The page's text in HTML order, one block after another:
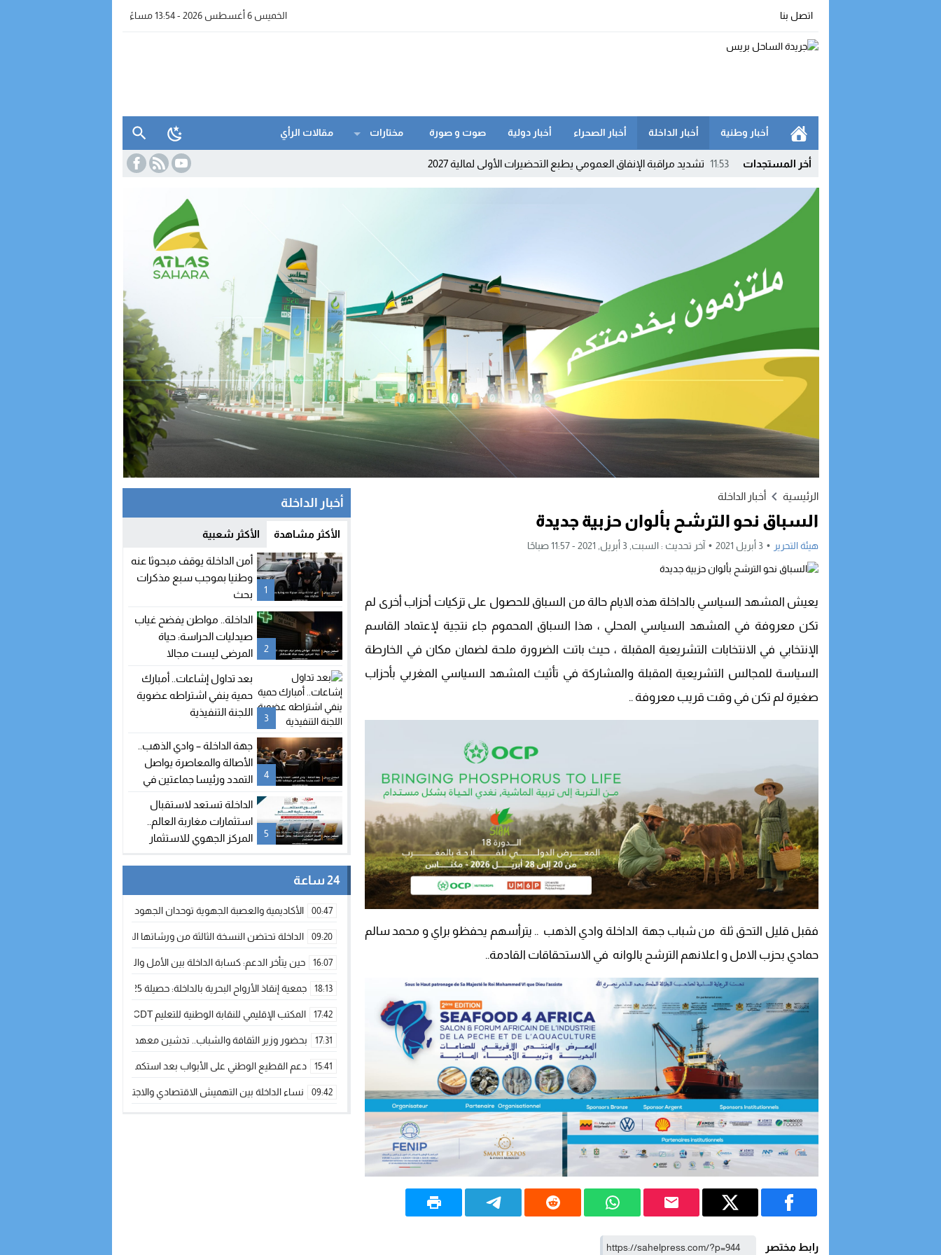
اتصل بنا الخميس 6 أغسطس 2026 - 13:54 مساءً
أخبار وطنية أخبار الداخلة أخبار الصحراء أخبار دولية صوت و صورة مختارات مقالات الرأي
أخر المستجدات 11:53 تشديد مراقبة الإنفاق العمومي يطبع التحضيرات الأولى لمالية 2027
11:42 الدرك الملكي يفكك شبكة رقمية للتحريض على الهجرة غير النظامية ويوقف مشرفي مجموعة “واتساب” بالفنيدق
أمن الداخلة يوقف مبحوثا عنه وطنيا بموجب سبع مذكرات بحث
16:42 الداخلة.. مواطن يفضح غياب صيدليات الحراسة: حياة المرضى ليست مجالا للاستهتار
وفد أمريكي رفيع يحل بمقر المينورسو في العيون قبل جلسة مجلس الأمن
09:51 الداخلة في صدارة الجهات المغربية بسوق الشغل.. والمؤشرات الوطنية تبعث على التفاؤل
23:54 بعد تداول إشاعات.. أمبارك حمية ينفي اشتراطه عضوية اللجنة التنفيذية
جهة الداخلة – وادي الذهب.. الأصالة والمعاصرة يواصل التمدد ورئيسا جماعتين في طريقهما للالتحاق بالحزب
الرئيسية أخبار الداخلة
السباق نحو الترشح بألوان حزبية جديدة
هيئة التحرير 3 أبريل 2021 آخر تحديث : السبت, 3 أبريل, 2021 - 11:57 صباحًا
يعيش المشهد السياسي بالداخلة هذه الايام حالة من السباق للحصول على تزكيات أحزاب أخرى لم
تكن معروفة في المشهد السياسي المحلي ، هذا السباق المحموم جاء نتجية لإعتماد القاسم
الإنتخابي في الانتخابات التشريعية المقبلة ، حيث باتت الضرورة ملحة لضمان مكان في الخارطة
السياسة للمجالس التشريعية المقبلة والمشاركة في تأثيث المشهد السياسي المغربي بأحزاب
صغيرة لم تكن في وقت قريب معروفة ..
فقبل قليل التحق ثلة من شباب جهة الداخلة وادي الذهب .. يترأسهم يحفظو براي و محمد سالم
حمادي بحزب الامل و اعلانهم الترشح بالوانه في الاستحقاقات القادمة..
رابط مختصر
أخبار الداخلة
الأكثر مشاهدة الأكثر شعبية
1
أمن الداخلة يوقف مبحوثا عنه
وطنيا بموجب سبع مذكرات
بحث
2
الداخلة.. مواطن يفضح غياب
صيدليات الحراسة: حياة
المرضى ليست مجالا
3
بعد تداول إشاعات.. أمبارك
حمية ينفي اشتراطه عضوية
اللجنة التنفيذية
4
جهة الداخلة – وادي الذهب..
الأصالة والمعاصرة يواصل
التمدد ورئيسا جماعتين في
5
الداخلة تستعد لاستقبال
استثمارات مغاربة العالم..
المركز الجهوي للاستثمار
24 ساعة
00:47 الأكاديمية والعصبة الجهوية توحدان الجهود لتطوير الممارسة الكروية بجهة
09:20 الداخلة تحتضن النسخة الثالثة من ورشاتها الدولية: تكوين متخصص في التراث
16:07 حين يتأخر الدعم: كسابة الداخلة بين الأمل والقلق ؟
18:13 جمعية إنقاذ الأرواح البحرية بالداخلة: حصيلة 2025 بين مهام الإنقاذ ومشروع “دار البحار”
17:42 المكتب الإقليمي للنقابة الوطنية للتعليم CDT يجتمع مع المدير الإقليمي لمناقشة ملفات جوهرية لنساء ورجال التعليم
17:31 بحضور وزير الثقافة والشباب.. تدشين معهد الموسيقى والفنون الكوريغرافية بالداخلة
15:41 دعم القطيع الوطني على الأبواب بعد استكمال الترقيم… الفلاحة المغربية
09:42 نساء الداخلة بين التهميش الاقتصادي والاجتماعي… في المؤسسات الإنتاجية